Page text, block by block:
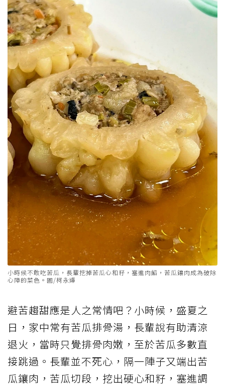
小時候不敢吃苦瓜，長輩挖掉苦瓜心和籽，塞進肉餡，苦瓜鑲肉成為破除
心障的菜色。圖/柯永輝
避苦趨甜應是人之常情吧？小時候，盛夏之
日，家中常有苦瓜排骨湯，長輩說有助清涼
退火，當時只覺排骨肉嫩，至於苦瓜多數直
接跳過。長輩並不死心，隔一陣子又端出苦
瓜鑲肉，苦瓜切段，挖出硬心和籽，塞進調